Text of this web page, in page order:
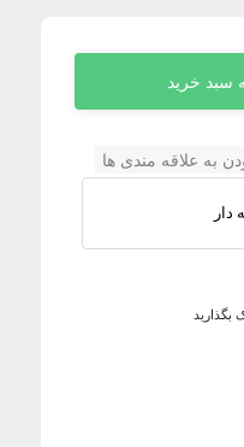
سبد خرید
به علاقه مندی ها
دار
بگذارید